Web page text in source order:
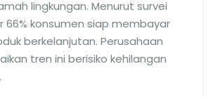
lingkungan. Menurut survei
66% konsumen siap membayar
berkelanjutan. Perusahaan
tren ini berisiko kehilangan